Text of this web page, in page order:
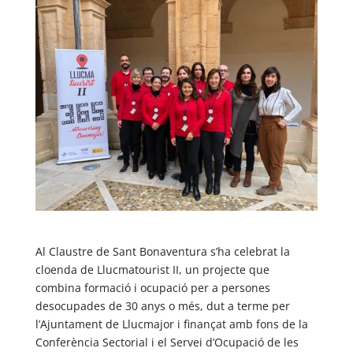
Al Claustre de Sant Bonaventura s’ha celebrat la
cloenda de Llucmatourist II, un projecte que
combina formació i ocupació per a persones
desocupades de 30 anys o més, dut a terme per
l’Ajuntament de Llucmajor i finançat amb fons de la
Conferència Sectorial i el Servei d’Ocupació de les